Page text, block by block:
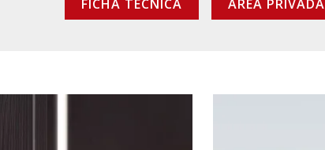
FICHA TÉCNICA ÁREA PRIVADA